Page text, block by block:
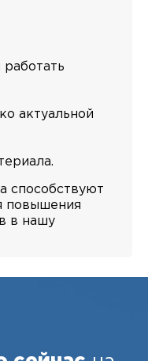
работать
актуальной
способствуют
повышения
в нашу